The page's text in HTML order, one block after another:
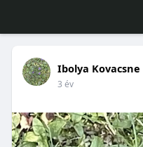
Ibolya Kovacsne
3 év